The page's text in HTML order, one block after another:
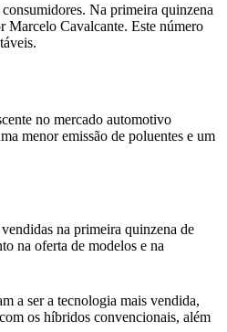
Na primeira quinzena
Marcelo Cavalcante. Este número
no mercado automotivo
menor emissão de poluentes e um
na primeira quinzena de
na oferta de modelos e na
a ser a tecnologia mais vendida,
os híbridos convencionais, além